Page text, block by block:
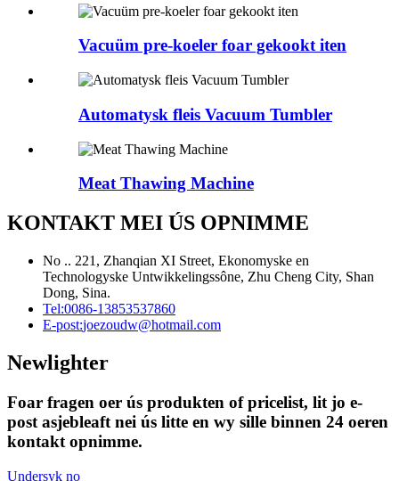
Vacuüm pre-koeler foar gekookt iten
Automatysk fleis Vacuum Tumbler
Meat Thawing Machine
KONTAKT MEI ÚS OPNIMME
No .. 221, Zhanqian XI Street, Ekonomyske en
Technologyske Untwikkelingssône, Zhu Cheng City, Shan
Dong, Sina.
Tel:0086-13853537860
E-post:joezoudw@hotmail.com
Newlighter
Foar fragen oer ús produkten of pricelist, lit jo e-
post asjebleaft nei ús litte en wy sille binnen 24 oeren
kontakt opnimme.
Undersyk no